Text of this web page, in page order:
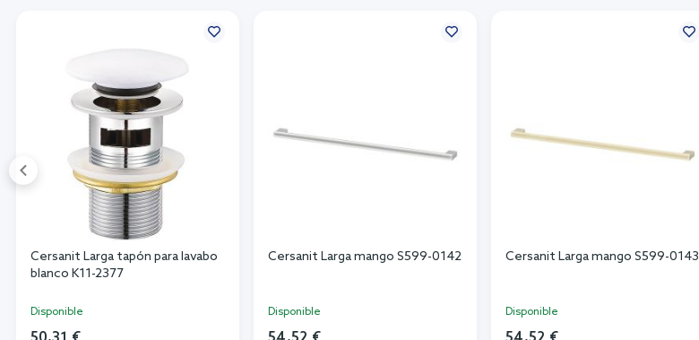
Cersanit Larga tapón para lavabo
blanco K11-2377
Disponible
Cersanit Larga mango S599-0142
Disponible
Cersanit Larga mango S599-0143
Disponible